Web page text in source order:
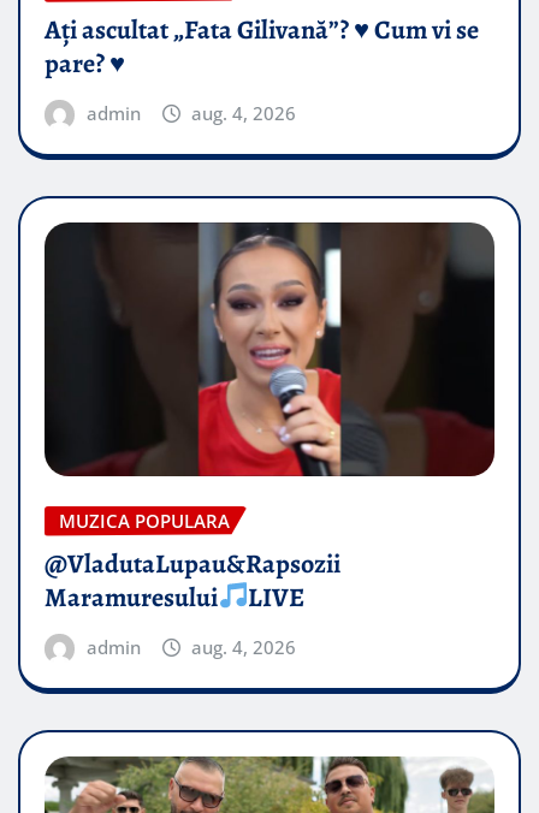
Ați ascultat „Fata Gilivană”? ♥️ Cum vi se
pare? ♥️
admin aug. 4, 2026
MUZICA POPULARA
@VladutaLupau&Rapsozii
Maramuresului
LIVE
admin aug. 4, 2026